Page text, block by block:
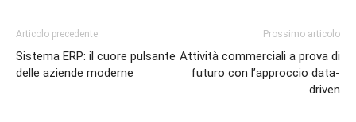
Articolo precedente
Sistema ERP: il cuore pulsante
delle aziende moderne
Prossimo articolo
Attività commerciali a prova di
futuro con l’approccio data-
driven